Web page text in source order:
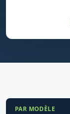
PAR MODÈLE